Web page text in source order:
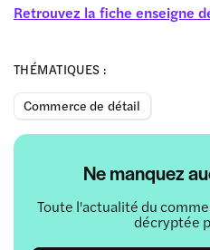
THÉMATIQUES :
Commerce de détail
Ne manquez
Toute l'actualité du
décryptée
Retrouvez la fiche enseigne